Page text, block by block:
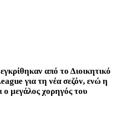
από το Διοικητικό
για τη νέα σεζόν, ενώ η
ο μεγάλος χορηγός του